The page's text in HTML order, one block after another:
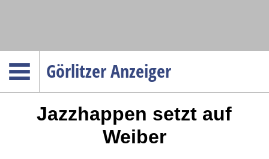
Görlitzer Anzeiger
Menüpunkte
PolitikJazzhappen setzt auf
Weiber